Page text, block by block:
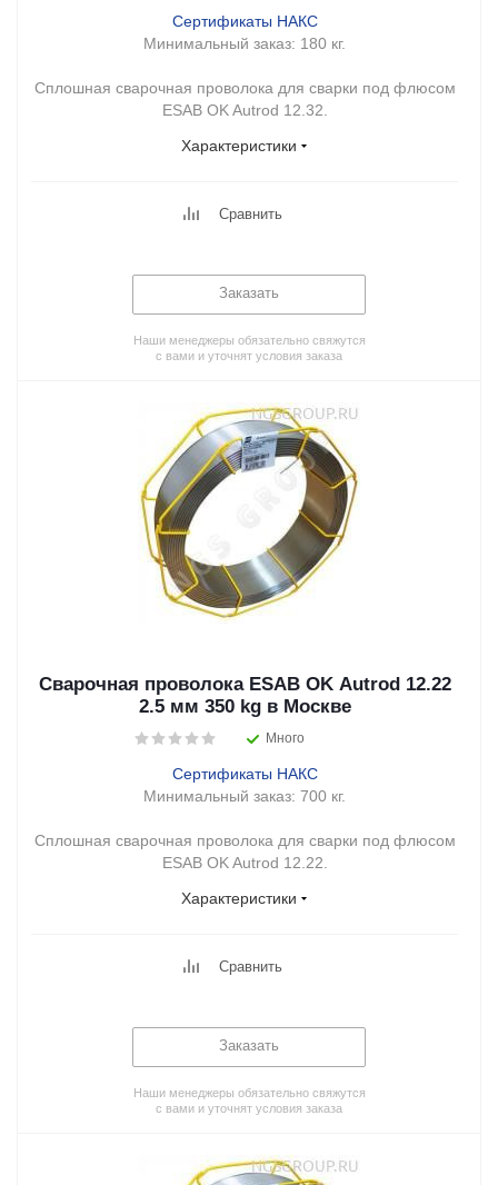
Сертификаты НАКС
Минимальный заказ: 180 кг.
Сплошная сварочная проволока для сварки под флюсом
ESAB OK Autrod 12.32.
Характеристики
Сравнить
Заказать
Наши менеджеры обязательно свяжутся
с вами и уточнят условия заказа
Сварочная проволока ESAB OK Autrod 12.22
2.5 мм 350 kg в Москве
Много
Сертификаты НАКС
Минимальный заказ: 700 кг.
Сплошная сварочная проволока для сварки под флюсом
ESAB OK Autrod 12.22.
Характеристики
Сравнить
Заказать
Наши менеджеры обязательно свяжутся
с вами и уточнят условия заказа